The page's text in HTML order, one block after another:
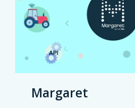
Margaret